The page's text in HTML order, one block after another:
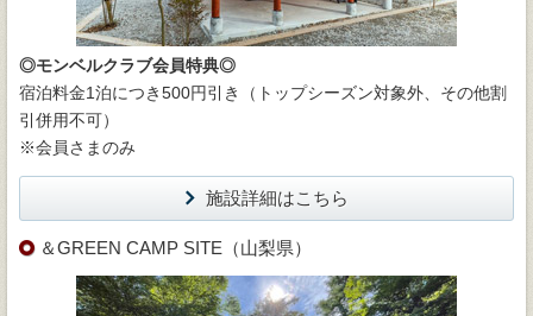
◎モンベルクラブ会員特典◎
宿泊料金1泊につき500円引き（トップシーズン対象外、その他割
引併用不可）
※会員さまのみ
施設詳細はこちら
＆GREEN CAMP SITE（山梨県）